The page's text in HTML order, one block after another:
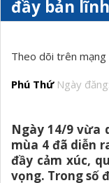
đầy bản
Theo dõi trên mạng
Phú Thứ Ngày đăng:
Ngày 14/9 vừa
mùa 4 đã diễn
đầy cảm xúc,
vọng. Trong số